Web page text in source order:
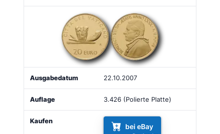
22.10.2007
3.426 (Polierte Platte)
bei eBay